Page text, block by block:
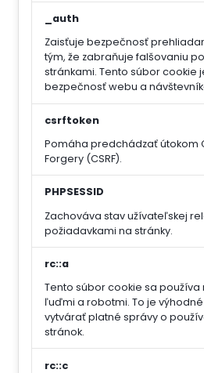
_auth
Zaisťuje bezpečnosť
tým, že zabraňuje falšovaniu
stránkami. Tento súbor cookie
bezpečnosť webu a
csrftoken
Pomáha predchádzať útokom
Forgery (CSRF).
PHPSESSID
Zachováva stav užívateľskej
požiadavkami na stránky.
rc::a
Tento súbor cookie sa používa
ľuďmi a robotmi. To je
vytvárať platné správy o
stránok.
rc::c